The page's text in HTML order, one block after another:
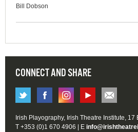
Bill Dobson
CONNECT AND SHARE
Irish Playography, Irish Theatre Institute,
T +353 (0)1 670 4906 | E